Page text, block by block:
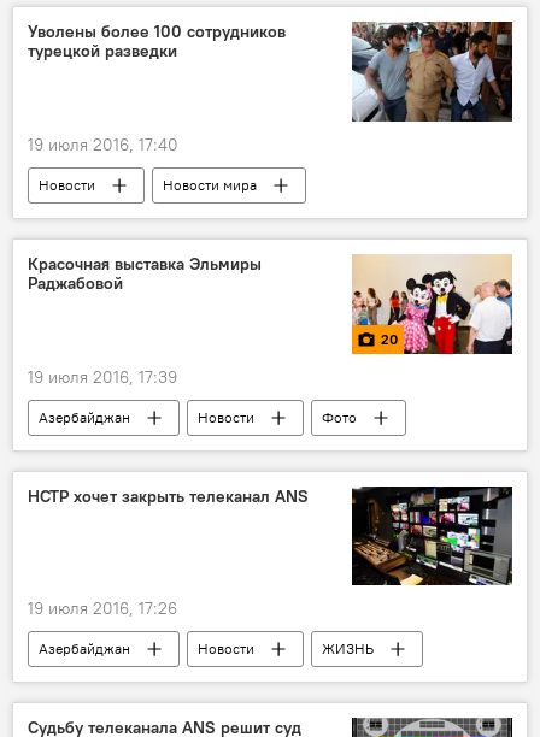
Вор в законе
Уволены более 100 сотрудников
турецкой разведки
19 июля 2016, 17:40
Новости
Новости мира
Попытка переворота в Турции
Красочная выставка Эльмиры
Раджабовой
20
19 июля 2016, 17:39
Азербайджан Новости
Фото
Культура
МУЛЬТИМЕДИА
ЖИЗНЬ
Баку
Выставка
НСТР хочет закрыть телеканал ANS
19 июля 2016, 17:26
Азербайджан Новости
ЖИЗНЬ
Попытка переворота в Турции
Судьбу телеканала ANS решит суд